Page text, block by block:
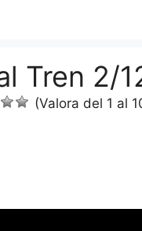
Tren 2/
(Valora del 1 al